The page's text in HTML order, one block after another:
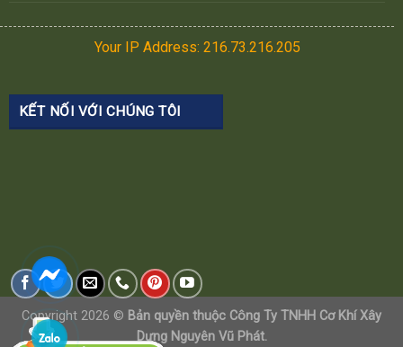
Your IP Address: 216.73.216.205
KẾT NỐI VỚI CHÚNG TÔI
Copyright 2026 © Bản quyền thuộc Công Ty TNHH Cơ Khí Xây
Dựng Nguyên Vũ Phát.